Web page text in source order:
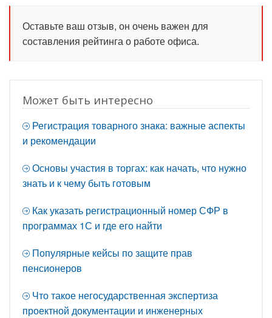
Оставьте ваш отзыв, он очень важен для
составления рейтинга о работе офиса.
Может быть интересно
Регистрация товарного знака: важные аспекты
и рекомендации
Основы участия в торгах: как начать, что нужно
знать и к чему быть готовым
Как указать регистрационный номер СФР в
программах 1С и где его найти
Популярные кейсы по защите прав
пенсионеров
Что такое негосударственная экспертиза
проектной документации и инженерных